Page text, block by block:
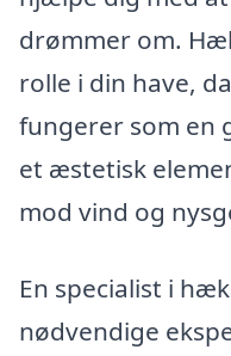
drømmer om.
rolle i din have,
fungerer som en
et æstetisk
mod vind og
En specialist i
nødvendige